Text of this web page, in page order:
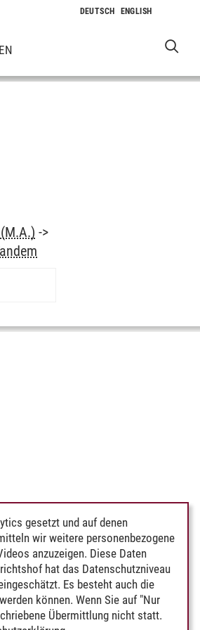
->
gesetzt und auf denen
wir weitere personenbezogene
anzuzeigen. Diese Daten
hat das Datenschutzniveau
Es besteht auch die
können. Wenn Sie auf "Nur
Übermittlung nicht statt.